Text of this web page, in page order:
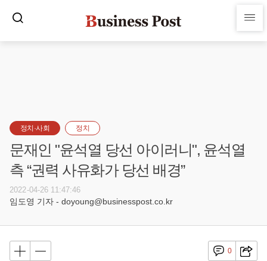
정치·사회 정치
문재인 "윤석열 당선 아이러니", 윤석열
측 “권력 사유화가 당선 배경”
2022-04-26 11:47:46
임도영 기자 - doyoung@businesspost.co.kr
0